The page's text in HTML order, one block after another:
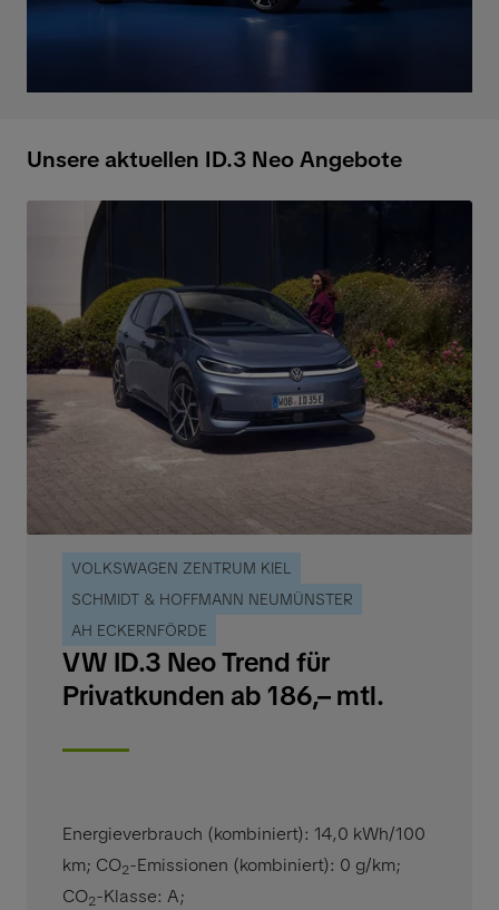
Unsere aktuellen ID.3 Neo Angebote
VOLKSWAGEN ZENTRUM KIEL
SCHMIDT & HOFFMANN NEUMÜNSTER
AH ECKERNFÖRDE
VW ID.3 Neo Trend für
Privatkunden ab 186,– mtl.
Energieverbrauch (kombiniert): 14,0 kWh/100
km; CO2-Emissionen (kombiniert): 0 g/km;
CO2-Klasse: A;